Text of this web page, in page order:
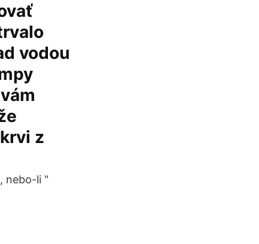
vodou
z
nebo-li "